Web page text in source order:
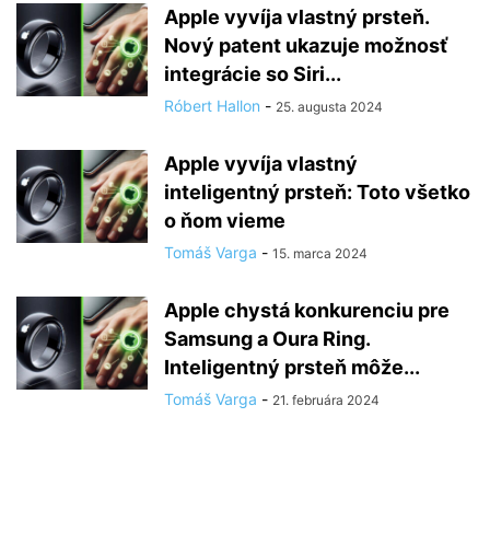
Apple vyvíja vlastný prsteň.
Nový patent ukazuje možnosť
integrácie so Siri...
Róbert Hallon - 25. augusta 2024
Apple vyvíja vlastný
inteligentný prsteň: Toto všetko
o ňom vieme
Tomáš Varga - 15. marca 2024
Apple chystá konkurenciu pre
Samsung a Oura Ring.
Inteligentný prsteň môže...
Tomáš Varga - 21. februára 2024